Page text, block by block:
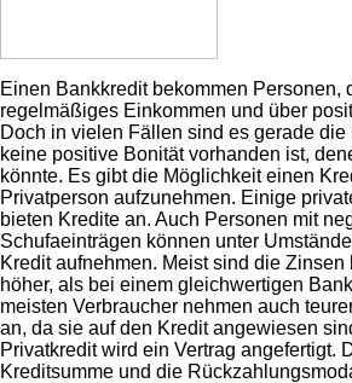
Einen Bankkredit bekommen Personen,
regelmäßiges Einkommen und über
Doch in vielen Fällen sind es gerade
keine positive Bonität vorhanden ist,
könnte. Es gibt die Möglichkeit einen
Privatperson aufzunehmen. Einige
bieten Kredite an. Auch Personen mit
Schufaeinträgen können unter
Kredit aufnehmen. Meist sind die
höher, als bei einem gleichwertigen
meisten Verbraucher nehmen auch
an, da sie auf den Kredit angewiesen
Privatkredit wird ein Vertrag angefertigt.
Kreditsumme und die